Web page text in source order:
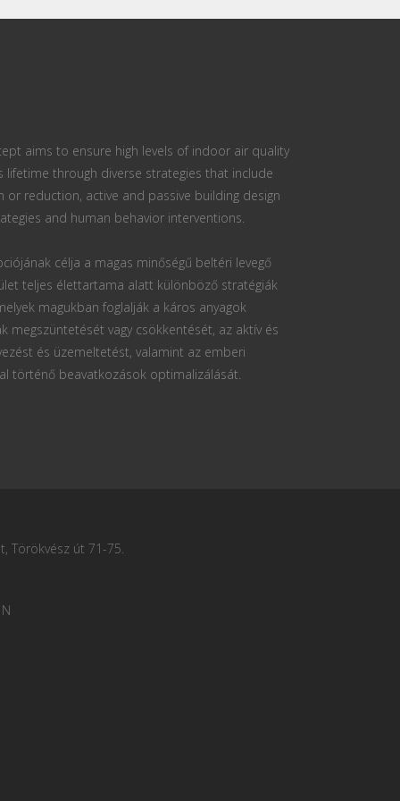
aims to ensure high levels of indoor air quality
lifetime through diverse strategies that include
or reduction, active and passive building design
and human behavior interventions.
célja a magas minőségű beltéri levegő
teljes élettartama alatt különböző stratégiák
magukban foglalják a káros anyagok
megszüntetését vagy csökkentését, az aktív és
és üzemeltetést, valamint az emberi
történő beavatkozások optimalizálását.
Törökvész út 71-75.